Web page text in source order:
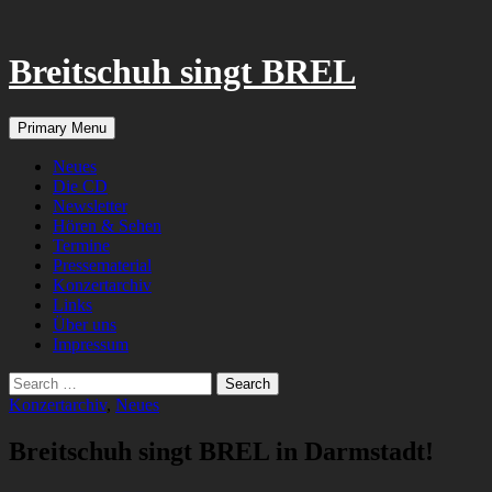
Breitschuh singt BREL
Search
Primary Menu
to
Neues
Die CD
Newsletter
Hören & Sehen
Termine
Pressematerial
Konzertarchiv
Links
Über uns
Impressum
Search
for:
Konzertarchiv, Neues
Breitschuh singt BREL in Darmstadt!